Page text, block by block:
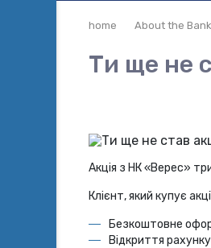
home About the Bank
Ти ще не
Акція з НК «Верес»
Клієнт, який купує
Безкоштовне
Відкриття